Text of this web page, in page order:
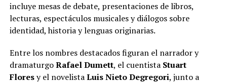
incluye mesas de debate, presentaciones de libros,
lecturas, espectáculos musicales y diálogos sobre
identidad, historia y lenguas originarias.
Entre los nombres destacados figuran el narrador y
dramaturgoRafael Dumett, el cuentista Stuart
Floresy el novelistaLuis Nieto Degregori, junto a